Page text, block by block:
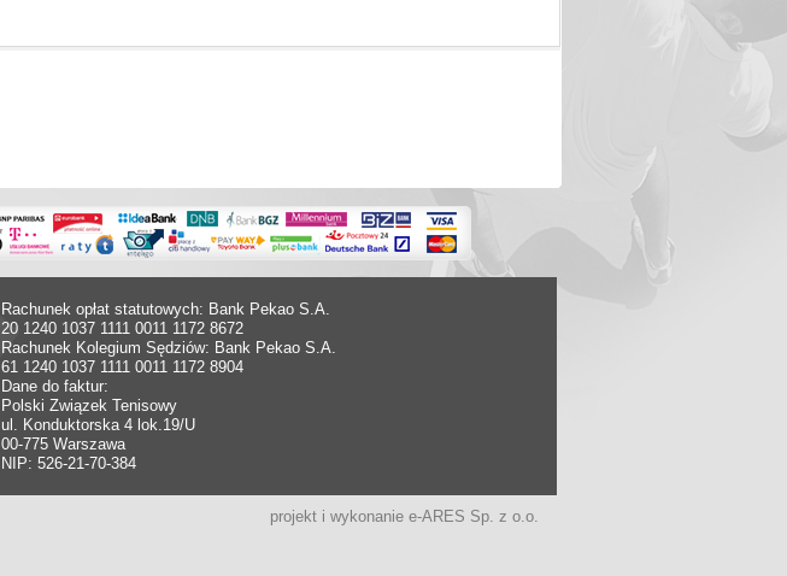
Rachunek opłat statutowych: Bank Pekao S.A.
20 1240 1037 1111 0011 1172 8672
Rachunek Kolegium Sędziów: Bank Pekao S.A.
61 1240 1037 1111 0011 1172 8904
Dane do faktur:
Polski Związek Tenisowy
ul. Konduktorska 4 lok.19/U
00-775 Warszawa
NIP: 526-21-70-384
projekt i wykonanie e-ARES Sp. z o.o.